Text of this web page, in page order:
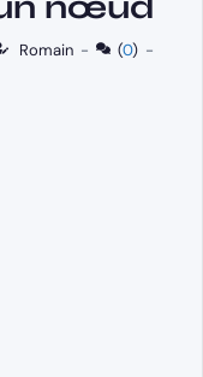
Romain - (0) -